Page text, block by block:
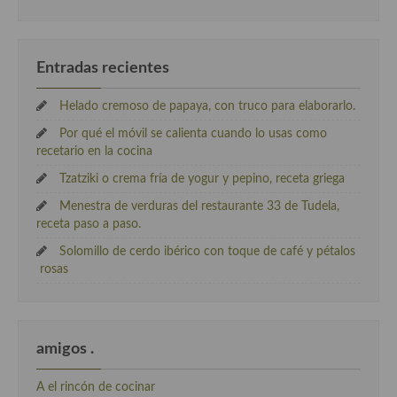
Entradas recientes
Helado cremoso de papaya, con truco para elaborarlo.
Por qué el móvil se calienta cuando lo usas como
recetario en la cocina
Tzatziki o crema fría de yogur y pepino, receta griega
Menestra de verduras del restaurante 33 de Tudela,
receta paso a paso.
Solomillo de cerdo ibérico con toque de café y pétalos
rosas
amigos .
A el rincón de cocinar